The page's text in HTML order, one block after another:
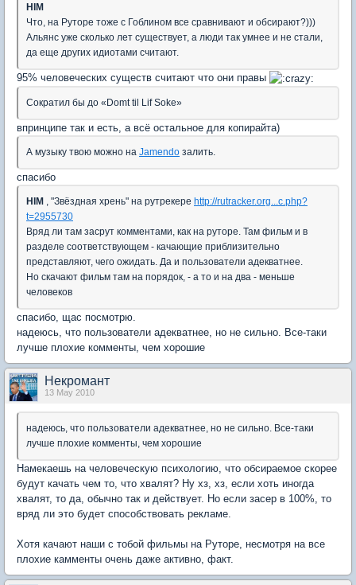
HIM
Что, на Руторе тоже с Гоблином все сравнивают и обсирают?)))
Альянс уже сколько лет существует, а люди так умнее и не стали,
да еще других идиотами считают.
95% человеческих существ считают что они правы
Сократил бы до «Domt til Lif Soke»
впринципе так и есть, а всё остальное для копирайта)
А музыку твою можно на Jamendo залить.
спасибо
HIM , "Звёздная хрень" на рутрекере http://rutracker.org...c.php?
t=2955730
Вряд ли там засрут комментами, как на руторе. Там фильм и в
разделе соответствующем - качающие приблизительно
представляют, чего ожидать. Да и пользователи адекватнее.
Но скачают фильм там на порядок, - а то и на два - меньше
человеков
спасибо, щас посмотрю.
надеюсь, что пользователи адекватнее, но не сильно. Все-таки
лучше плохие комменты, чем хорошие
Некромант
13 May 2010
надеюсь, что пользователи адекватнее, но не сильно. Все-таки
лучше плохие комменты, чем хорошие
Намекаешь на человеческую психологию, что обсираемое скорее
будут качать чем то, что хвалят? Ну хз, хз, если хоть иногда
хвалят, то да, обычно так и действует. Но если засер в 100%, то
вряд ли это будет способствовать рекламе.
Хотя качают наши с тобой фильмы на Руторе, несмотря на все
плохие камменты очень даже активно, факт.